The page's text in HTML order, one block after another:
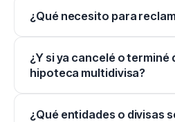
¿Qué necesito para
¿Y si ya cancelé o terminé
hipoteca multidivisa?
¿Qué entidades o divisas